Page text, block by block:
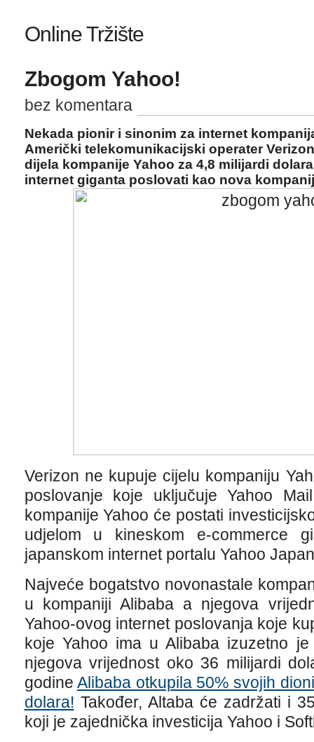
Online Tržište
Zbogom Yahoo!
bez komentara
Nekada pionir i sinonim za internet
Američki telekomunikacijski operater
dijela kompanije Yahoo za 4,8 milijardi
internet giganta poslovati kao nova
Verizon ne kupuje cijelu kompaniju
poslovanje koje uključuje Yahoo
kompanije Yahoo će postati
udjelom u kineskom e-commerce
japanskom internet portalu Yahoo
Najveće bogatstvo novonastale
u kompaniji Alibaba a njegova
Yahoo-ovog internet poslovanja koje
koje Yahoo ima u Alibaba izuzetno
njegova vrijednost oko 36 milijardi
godineAlibaba otkupila 50% svojih
dolara! Također, Altaba će zadržati i
koji je zajednička investicija Yahoo i